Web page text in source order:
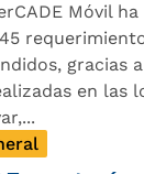
Móvil ha
gracias
en las